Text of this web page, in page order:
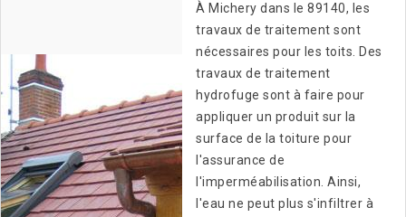
À Michery dans le 89140, les
travaux de traitement sont
nécessaires pour les toits. Des
travaux de traitement
hydrofuge sont à faire pour
appliquer un produit sur la
surface de la toiture pour
l'assurance de
l'imperméabilisation. Ainsi,
l'eau ne peut plus s'infiltrer à